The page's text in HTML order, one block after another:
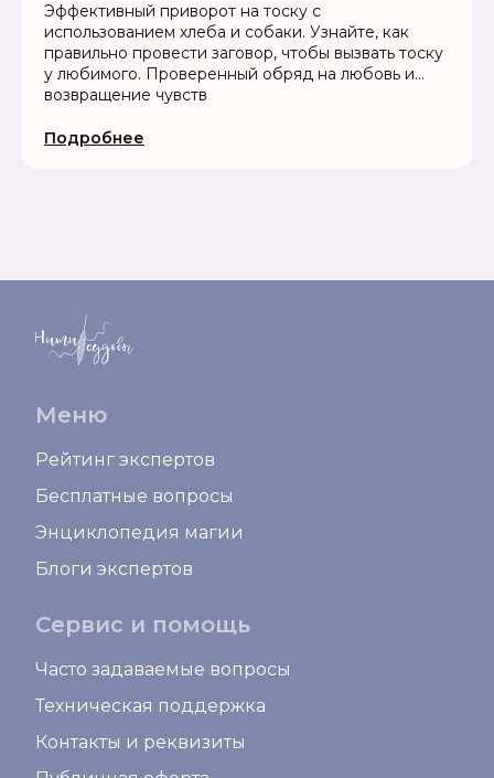
Эффективный приворот на тоску с
использованием хлеба и собаки. Узнайте, как
правильно провести заговор, чтобы вызвать тоску
у любимого. Проверенный обряд на любовь и
возвращение чувств
Подробнее
Меню
Рейтинг экспертов
Бесплатные вопросы
Энциклопедия магии
Блоги экспертов
Сервис и помощь
Часто задаваемые вопросы
Техническая поддержка
Контакты и реквизиты